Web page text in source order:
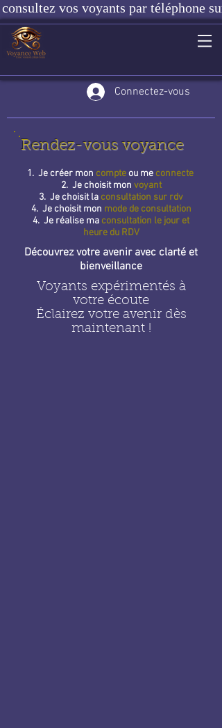
consultez vos voyants par téléphone
Connectez-vous
Rendez-vous voyance
1. Je créer mon compteou me connecte
2. Je choisit mon voyant
3. Je choisit la consultation sur rdv
4. Je choisit mon mode de consultation
4. Je réalise ma consultation le jour et
heure du RDV
Découvrez votre avenir avec clarté et
bienveillance
Voyants expérimentés à
votre écoute
Éclairez votre avenir dès
maintenant !